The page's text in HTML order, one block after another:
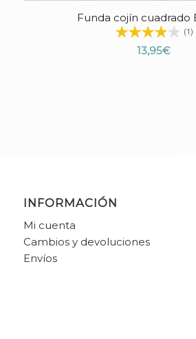
Funda cojín cuadrado
(1)
13,95€
INFORMACIÓN
Mi cuenta
Cambios y devoluciones
Envíos